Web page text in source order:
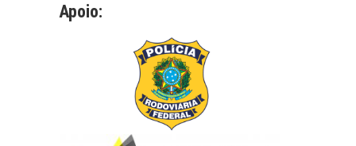
Apoio: